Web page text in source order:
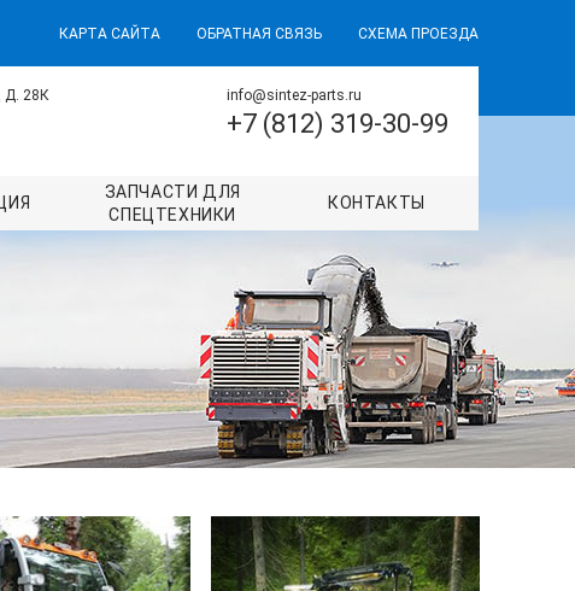
КАРТА САЙТА ОБРАТНАЯ СВЯЗЬ СХЕМА ПРОЕЗДА
Д. 28К info@sintez-parts.ru
+7 (812) 319-30-99
ЗАПЧАСТИ ДЛЯ
СПЕЦТЕХНИКИ
КОНТАКТЫ